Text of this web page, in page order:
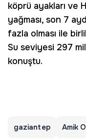
köprü ayakları ve
yağması, son 7
fazla olması ile
Su seviyesi 297
konuştu.
gaziantep Amik